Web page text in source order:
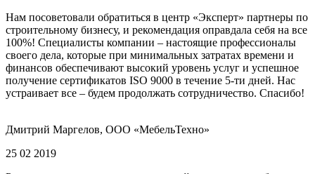
Нам посоветовали обратиться в центр «Эксперт» партнеры по
строительному бизнесу, и рекомендация оправдала себя на все
100%! Специалисты компании – настоящие профессионалы
своего дела, которые при минимальных затратах времени и
финансов обеспечивают высокий уровень услуг и успешное
получение сертификатов ISO 9000 в течение 5-ти дней. Нас
устраивает все – будем продолжать сотрудничество. Спасибо!
Дмитрий Маргелов, ООО «МебельТехно»
25 02 2019